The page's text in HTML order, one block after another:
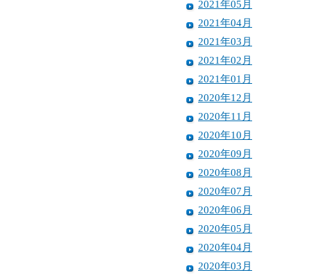
2021年05月
2021年04月
2021年03月
2021年02月
2021年01月
2020年12月
2020年11月
2020年10月
2020年09月
2020年08月
2020年07月
2020年06月
2020年05月
2020年04月
2020年03月